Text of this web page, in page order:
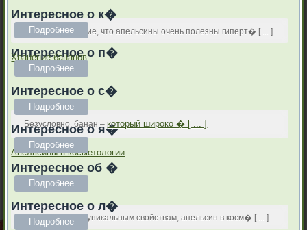
Интересное о к�
Подробнее
Интересное о п�
Подробнее
Интересное о с�
Подробнее
Интересное о я�
Подробнее
Интересное об �
Подробнее
Интересное о л�
Подробнее
Существует мнение, что апельсины очень полезны гиперт� [ ... ]
Хранение бананов
Безусловно, банан –который широко � [ ... ]
Апельсины в косметологии
Благодаря своим уникальным свойствам, апельсин в косм� [ ... ]